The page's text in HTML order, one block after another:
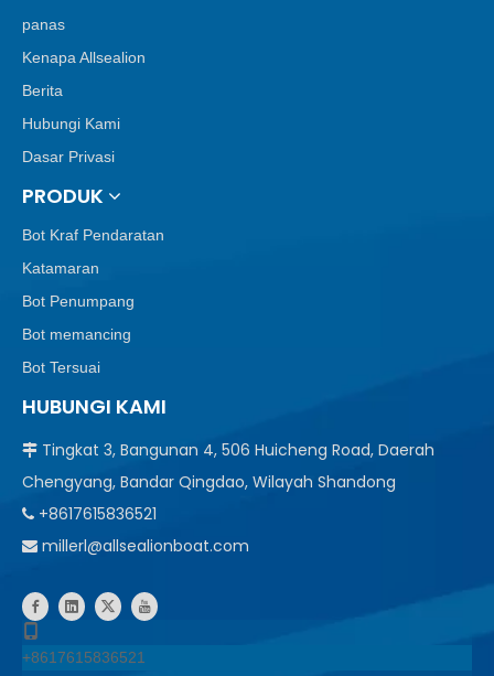
panas
Kenapa Allsealion
Berita
Hubungi Kami
Dasar Privasi
PRODUK
Bot Kraf Pendaratan
Katamaran
Bot Penumpang
Bot memancing
Bot Tersuai
HUBUNGI KAMI
 Tingkat 3, Bangunan 4, 506 Huicheng Road, Daerah
Chengyang, Bandar Qingdao, Wilayah Shandong
 +8617615836521
 millerl@allsealionboat.com
+8617615836521